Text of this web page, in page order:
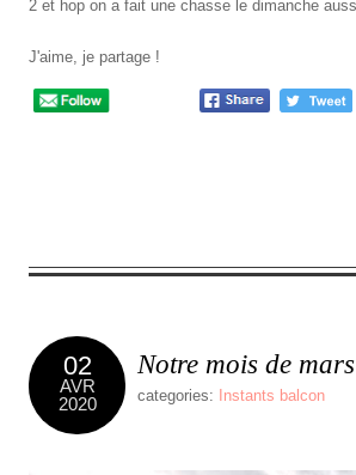
2 et hop on a fait une chasse le dimanche
J'aime, je partage !
02
AVR
2020
Notre mois de
categories: Instants balcon